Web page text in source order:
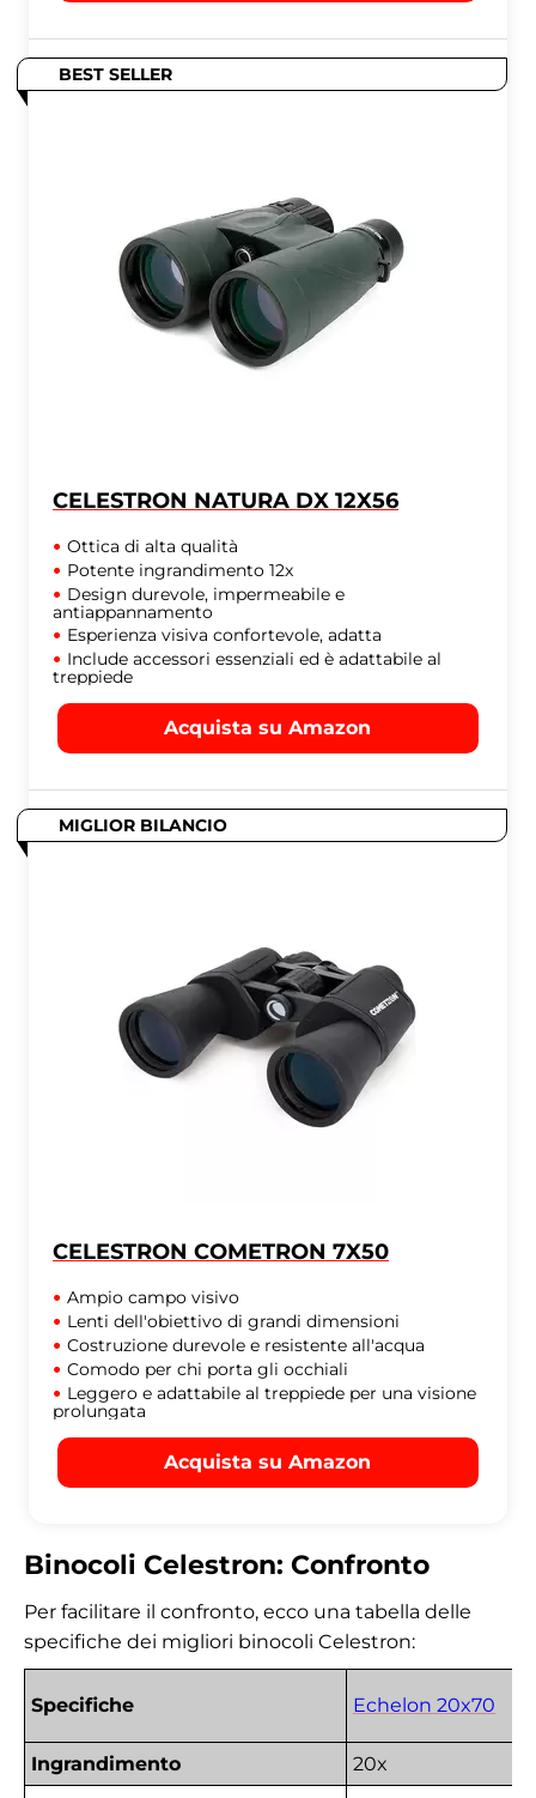
BEST SELLER
CELESTRON NATURA DX 12X56
Ottica di alta qualità
Potente ingrandimento 12x
Design durevole, impermeabile e
antiappannamento
Esperienza visiva confortevole, adatta
Include accessori essenziali ed è adattabile al
treppiede
Acquista su Amazon
MIGLIOR BILANCIO
CELESTRON COMETRON 7X50
Ampio campo visivo
Lenti dell'obiettivo di grandi dimensioni
Costruzione durevole e resistente all'acqua
Comodo per chi porta gli occhiali
Leggero e adattabile al treppiede per una visione
prolungata
Acquista su Amazon
Binocoli Celestron: Confronto
Per facilitare il confronto, ecco una tabella delle
specifiche dei migliori binocoli Celestron:
Specifiche Echelon 20x70
Ingrandimento
20x